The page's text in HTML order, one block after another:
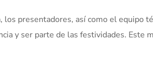
presentadores, así como el equipo
y ser parte de las festividades. Este